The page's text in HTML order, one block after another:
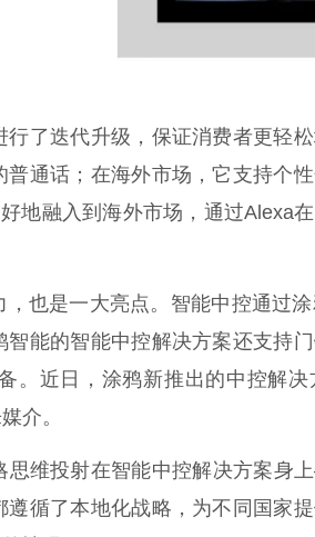
了迭代升级，保证消费者更轻
通话；在海外市场，它支持个
地融入到海外市场，通过Alexa
也是一大亮点。智能中控通过
能的智能中控解决方案还支持
。近日，涂鸦新推出的中控解
介。
思维投射在智能中控解决方案身
循了本地化战略，为不同国家